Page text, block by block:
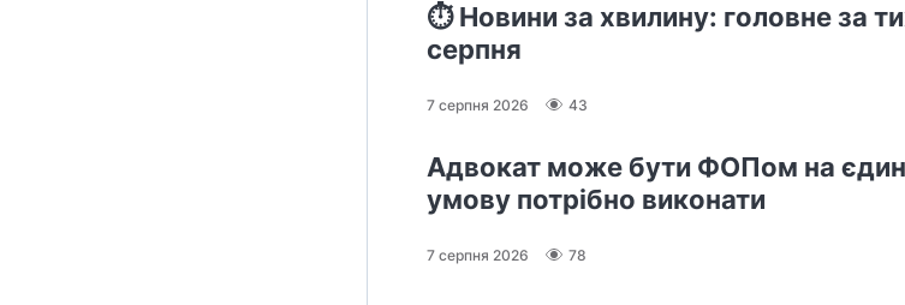
⏱️ Новини за хвилину: головне за
серпня
7 серпня 2026 43
Адвокат може бути ФОПом на
умову потрібно виконати
7 серпня 2026 78